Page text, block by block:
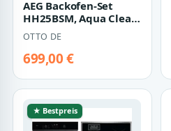
AEG Backofen-Set
HH25BSM, Aqua Clean,
Heißluft:
Gleichmäßiges Garen
au…
OTTO DE
699,00 €
★ Bestpreis